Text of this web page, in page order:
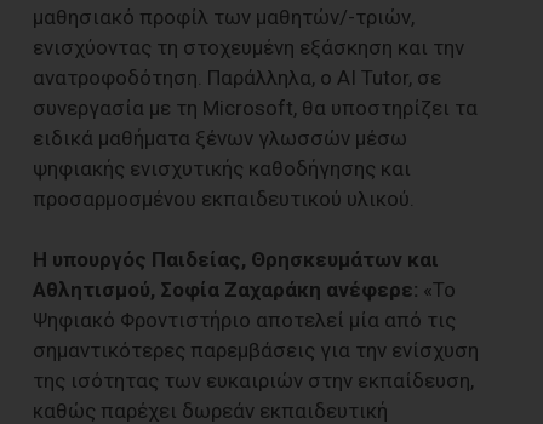
μαθησιακό προφίλ των μαθητών/-τριών,
ενισχύοντας τη στοχευμένη εξάσκηση και την
ανατροφοδότηση. Παράλληλα, ο AI Tutor, σε
συνεργασία με τη Microsoft, θα υποστηρίζει τα
ειδικά μαθήματα ξένων γλωσσών μέσω
ψηφιακής ενισχυτικής καθοδήγησης και
προσαρμοσμένου εκπαιδευτικού υλικού.
Η υπουργός Παιδείας, Θρησκευμάτων και
Αθλητισμού, Σοφία Ζαχαράκη ανέφερε: «Το
Ψηφιακό Φροντιστήριο αποτελεί μία από τις
σημαντικότερες παρεμβάσεις για την ενίσχυση
της ισότητας των ευκαιριών στην εκπαίδευση,
καθώς παρέχει δωρεάν εκπαιδευτική